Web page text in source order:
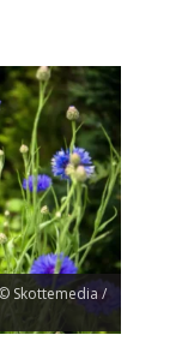
Skottemedia /